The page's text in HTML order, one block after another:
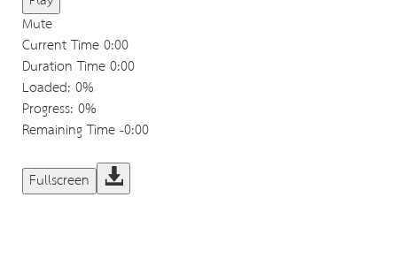
Mute
Current Time0:00
Duration Time0:00
Loaded: 0%
Progress: 0%
Remaining Time-0:00
Fullscreen